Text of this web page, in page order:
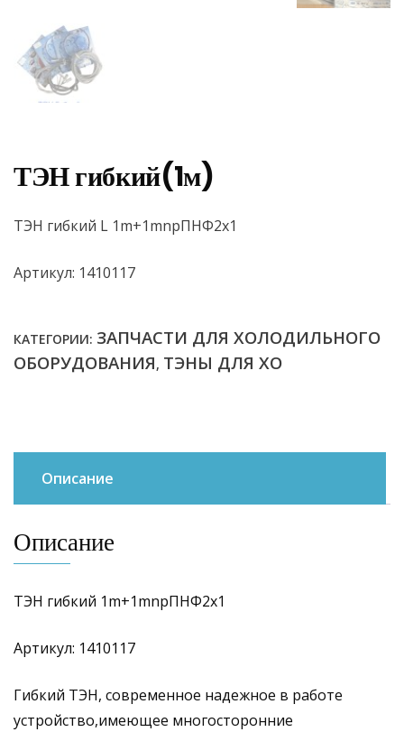
ТЭН гибкий(1м)
ТЭН гибкий L 1m+1mnpПНФ2х1
Артикул: 1410117
КАТЕГОРИИ: ЗАПЧАСТИ ДЛЯ ХОЛОДИЛЬНОГО
ОБОРУДОВАНИЯ, ТЭНЫ ДЛЯ ХО
Описание
Описание
ТЭН гибкий 1m+1mnpПНФ2х1
Артикул: 1410117
Гибкий ТЭН, современное надежное в работе
устройство,имеющее многосторонние